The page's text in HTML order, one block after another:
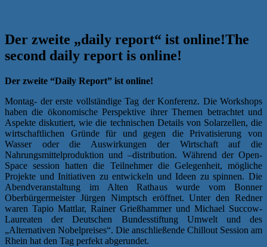
Der zweite „daily report“ ist online!The
second daily report is online!
Der zweite “Daily Report” ist online!
Montag- der erste vollständige Tag der Konferenz. Die Workshops
haben die ökonomische Perspektive ihrer Themen betrachtet und
Aspekte diskutiert, wie die technischen Details von Solarzellen, die
wirtschaftlichen Gründe für und gegen die Privatisierung von
Wasser oder die Auswirkungen der Wirtschaft auf die
Nahrungsmittelproduktion und –distribution. Während der Open-
Space session hatten die Teilnehmer die Gelegenheit, mögliche
Projekte und Initiativen zu entwickeln und Ideen zu spinnen. Die
Abendveranstaltung im Alten Rathaus wurde vom Bonner
Oberbürgermeister Jürgen Nimptsch eröffnet. Unter den Redner
waren Tapio Mattlar, Rainer Grießhammer und Michael Succow-
Laureaten der Deutschen Bundesstiftung Umwelt und des
„Alternativen Nobelpreises“. Die anschließende Chillout Session am
Rhein hat den Tag perfekt abgerundet.